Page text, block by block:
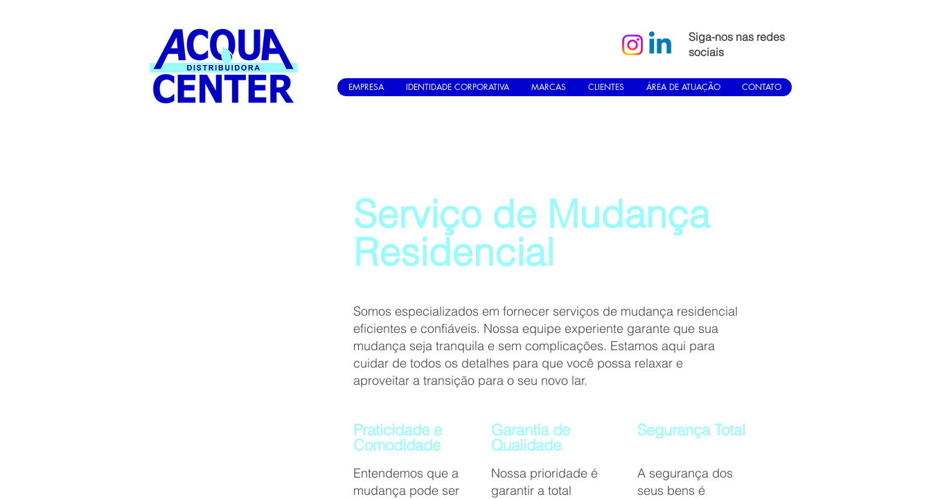
Siga-nos nas redes
sociais
EMPRESA IDENTIDADE CORPORATIVA MARCAS CLIENTES ÁREA DE ATUAÇÃO CONTATO
Serviço de Mudança
Residencial
Somos especializados em fornecer serviços de mudança residencial
eficientes e confiáveis. Nossa equipe experiente garante que sua
mudança seja tranquila e sem complicações. Estamos aqui para
cuidar de todos os detalhes para que você possa relaxar e
aproveitar a transição para o seu novo lar.
Praticidade e
Comodidade
Garantia de
Qualidade
Entendemos que a
mudança pode ser
Nossa prioridade é
garantir a total
Segurança Total
A segurança dos
seus bens é